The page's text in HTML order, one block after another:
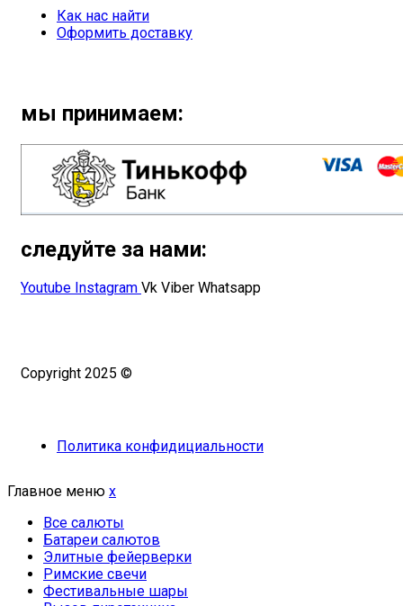
Как нас найти
Оформить доставку
мы принимаем:
следуйте за нами:
Youtube Instagram Vk Viber Whatsapp
Copyright 2025 ©
Политика конфидициальности
Главное меню x
Все салюты
Батареи салютов
Элитные фейерверки
Римские свечи
Фестивальные шары